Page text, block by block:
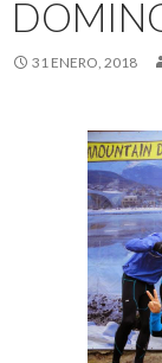
31 ENERO, 2018